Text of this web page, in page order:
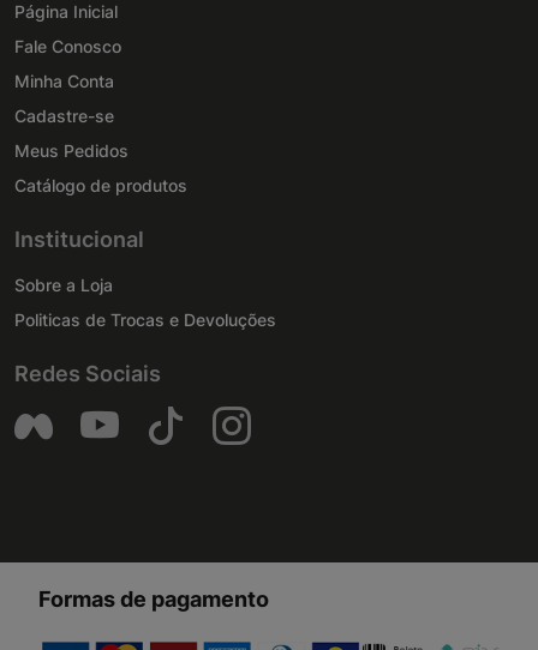
Página Inicial
Fale Conosco
Minha Conta
Cadastre-se
Meus Pedidos
Catálogo de produtos
Institucional
Sobre a Loja
Politicas de Trocas e Devoluções
Redes Sociais
Formas de pagamento